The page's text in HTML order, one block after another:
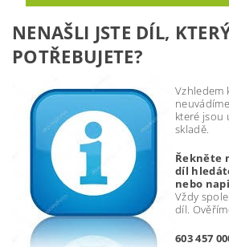
NENAŠLI JSTE DÍL,
POTŘEBUJETE?
Vzhledem
které jsou
skladě.
Řekněte
díl
nebo
Vždy
díl.
603 457